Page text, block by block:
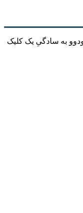
به سادگیِ یک کلیک